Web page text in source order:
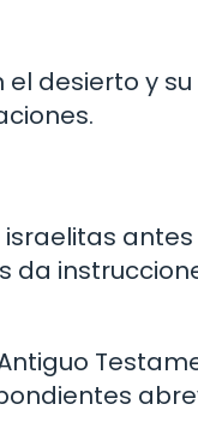
desierto y
da